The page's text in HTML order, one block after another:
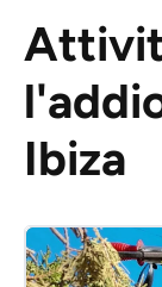
Ibiza